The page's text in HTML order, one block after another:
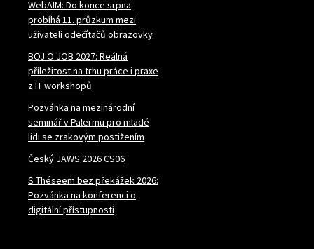
WebAIM: Do konce srpna
probíhá 11. průzkum mezi
uživateli odečítačů obrazovky
BOJ O JOB 2027: Reálná
příležitost na trhu práce i praxe
z IT workshopů
Pozvánka na mezinárodní
seminář v Palermu pro mladé
lidi se zrakovým postižením
Český JAWS 2026 CS06
S Théseem bez překážek 2026:
Pozvánka na konferenci o
digitální přístupnosti